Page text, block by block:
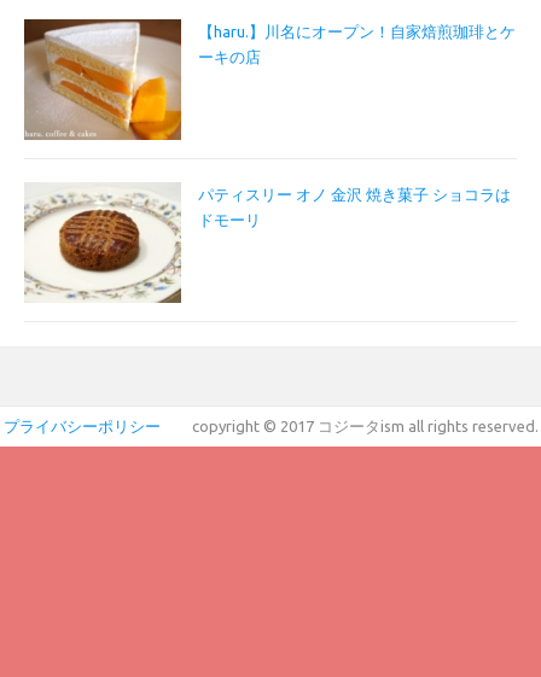
【haru.】川名にオープン！自家焙煎珈琲とケ
ーキの店
パティスリー オノ 金沢 焼き菓子 ショコラは
ドモーリ
プライバシーポリシー copyright © 2017 コジータism all rights reserved.